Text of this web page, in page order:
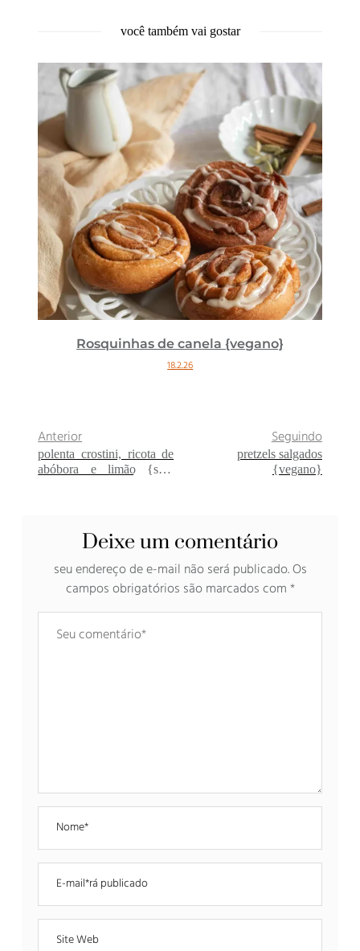
você também vai gostar
Rosquinhas de canela {vegano}
18.2.26
Anterior
polenta crostini, ricota de
abóbora e limão {sem
Seguindo
pretzels salgados
{vegano}
Deixe um comentário
seu endereço de e-mail não será publicado.Os
campos obrigatórios são marcados com*